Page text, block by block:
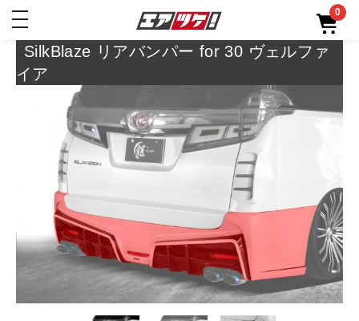
toggle
0
SilkBlaze リアバンパー for 30 ヴェルファ
イア